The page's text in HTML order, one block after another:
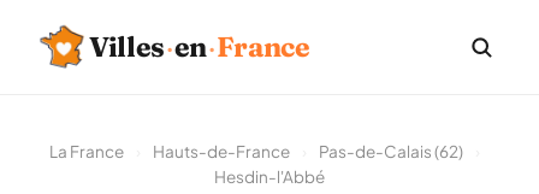
Villes·en·France
La France Hauts-de-France Pas-de-Calais (62)
Hesdin-l'Abbé